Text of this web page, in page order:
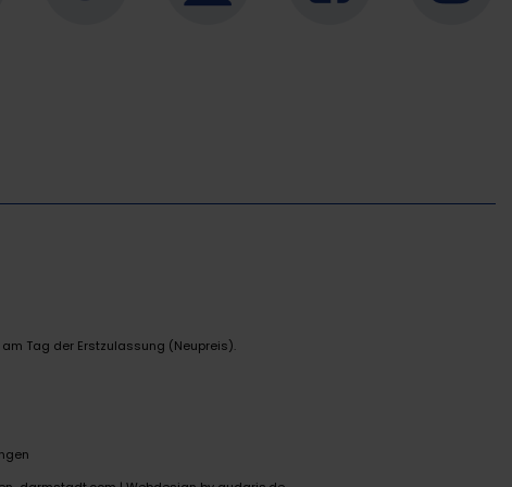
Tag der Erstzulassung (Neupreis).